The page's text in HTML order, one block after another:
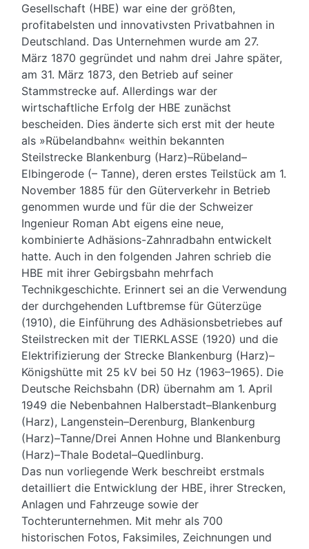
Gesellschaft (HBE) war eine der größten,
profitabelsten und innovativsten Privatbahnen in
Deutschland. Das Unternehmen wurde am 27.
März 1870 gegründet und nahm drei Jahre später,
am 31. März 1873, den Betrieb auf seiner
Stammstrecke auf. Allerdings war der
wirtschaftliche Erfolg der HBE zunächst
bescheiden. Dies änderte sich erst mit der heute
als »Rübelandbahn« weithin bekannten
Steilstrecke Blankenburg (Harz)–Rübeland–
Elbingerode (– Tanne), deren erstes Teilstück am 1.
November 1885 für den Güterverkehr in Betrieb
genommen wurde und für die der Schweizer
Ingenieur Roman Abt eigens eine neue,
kombinierte Adhäsions-Zahnradbahn entwickelt
hatte. Auch in den folgenden Jahren schrieb die
HBE mit ihrer Gebirgsbahn mehrfach
Technikgeschichte. Erinnert sei an die Verwendung
der durchgehenden Luftbremse für Güterzüge
(1910), die Einführung des Adhäsionsbetriebes auf
Steilstrecken mit der TIERKLASSE (1920) und die
Elektrifizierung der Strecke Blankenburg (Harz)–
Königshütte mit 25 kV bei 50 Hz (1963–1965). Die
Deutsche Reichsbahn (DR) übernahm am 1. April
1949 die Nebenbahnen Halberstadt–Blankenburg
(Harz), Langenstein–Derenburg, Blankenburg
(Harz)–Tanne/Drei Annen Hohne und Blankenburg
(Harz)–Thale Bodetal–Quedlinburg.
Das nun vorliegende Werk beschreibt erstmals
detailliert die Entwicklung der HBE, ihrer Strecken,
Anlagen und Fahrzeuge sowie der
Tochterunternehmen. Mit mehr als 700
historischen Fotos, Faksimiles, Zeichnungen und